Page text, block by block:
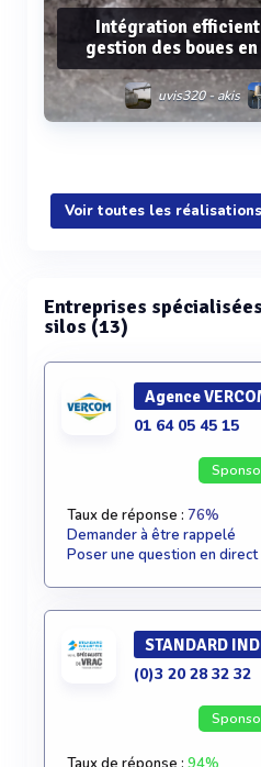
Intégration
gestion des boues
uvis320 - akis
Voir
Voir toutes les
Entreprises
silos (13)
Agence
01 64 05 45 15
Taux de réponse : 76%
Demander à être rappelé
Poser une question en direct
STANDARD
(0)3 20 28 32 32